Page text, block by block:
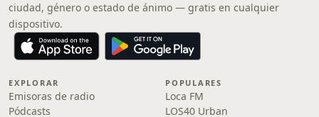
ciudad, género o estado de ánimo — gratis en cualquier
dispositivo.
EXPLORAR
Emisoras de radio
Pódcasts
POPULARES
Loca FM
LOS40 Urban